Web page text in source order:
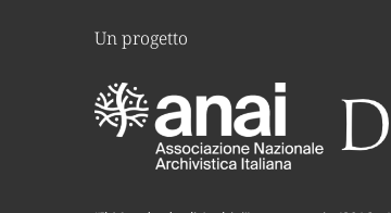
Un progetto